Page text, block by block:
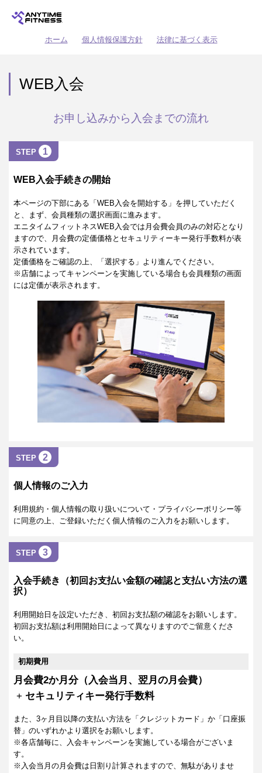
ホーム 個人情報保護方針 法律に基づく表示
WEB入会
お申し込みから入会までの流れ
STEP 1
WEB入会手続きの開始
本ページの下部にある「WEB入会を開始する」を押していただく
と、まず、会員種類の選択画面に進みます。
エニタイムフィットネスWEB入会では月会費会員のみの対応となり
ますので、月会費の定価価格とセキュリティーキー発行手数料が表
示されています。
定価価格をご確認の上、「選択する」より進んでください。
※店舗によってキャンペーンを実施している場合も会員種類の画面
には定価が表示されます。
STEP 2
個人情報のご入力
利用規約・個人情報の取り扱いについて・プライバシーポリシー等
に同意の上、ご登録いただく個人情報のご入力をお願いします。
STEP 3
入会手続き（初回お支払い金額の確認と支払い方法の選
択）
利用開始日を設定いただき、初回お支払額の確認をお願いします。
初回お支払額は利用開始日によって異なりますのでご留意くださ
い。
初期費用
月会費2か月分（入会当月、翌月の月会費）
+ セキュリティキー発行手数料
また、3ヶ月目以降の支払い方法を「クレジットカード」か「口座振
替」のいずれかより選択をお願いします。
※各店舗毎に、入会キャンペーンを実施している場合がございま
す。
※入会当月の月会費は日割り計算されますので、無駄がありませ